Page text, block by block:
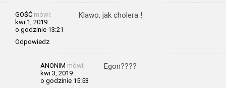
GOŚĆ mówi:
kwi 1, 2019
o godzinie 13:21
Odpowiedz
Klawo, jak cholera !
ANONIM mówi:
kwi 3, 2019
o godzinie 15:53
Egon????